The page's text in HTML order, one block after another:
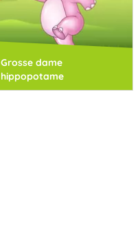
Grosse dame
hippopotame